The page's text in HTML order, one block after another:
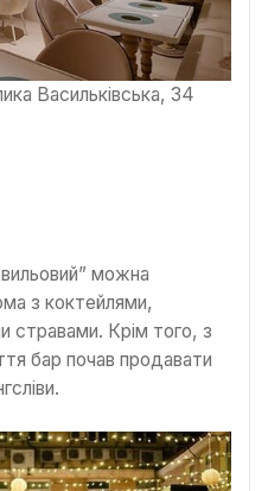
Васильківська, 34
можна
з коктейлями,
стравами. Крім того, з
бар почав продавати